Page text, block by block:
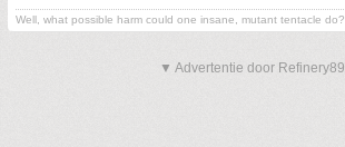
Well, what possible harm could one insane, mutant tentacle do?
▼ Advertentie door Refinery89